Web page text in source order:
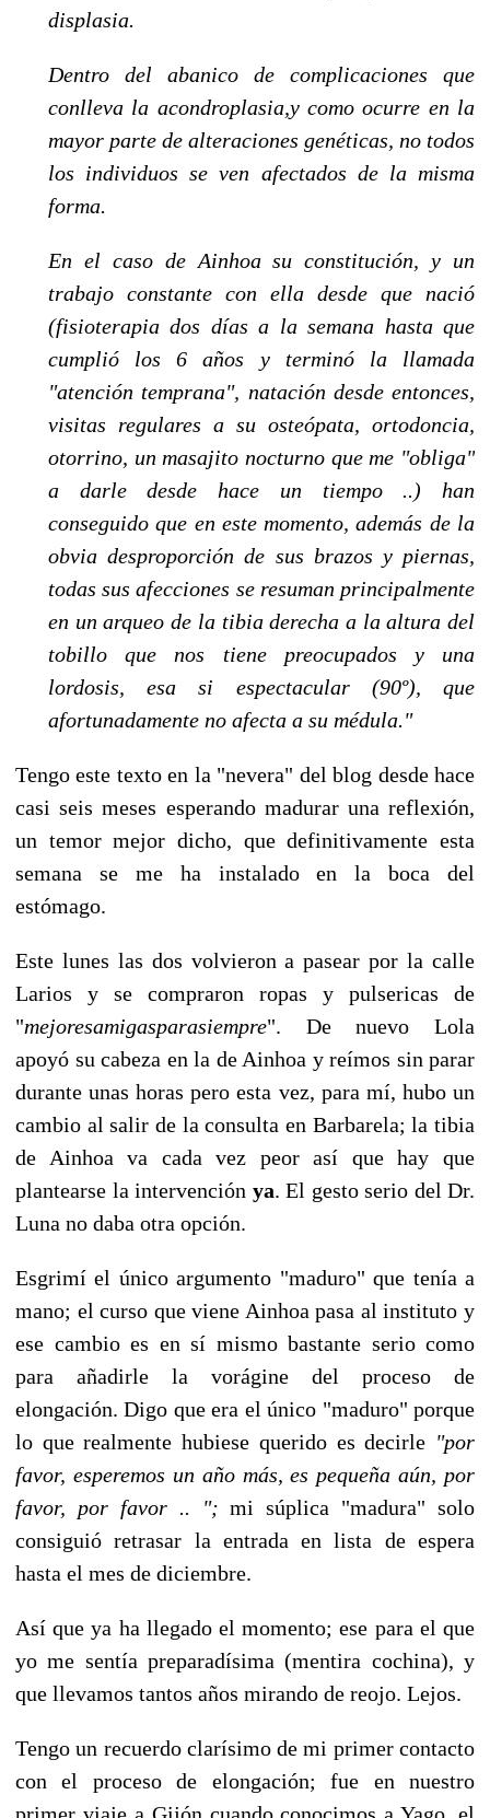
displasia.
Dentro del abanico de complicaciones que
conlleva la acondroplasia,y como ocurre en la
mayor parte de alteraciones genéticas, no todos
los individuos se ven afectados de la misma
forma.
En el caso de Ainhoa su constitución, y un
trabajo constante con ella desde que nació
(fisioterapia dos días a la semana hasta que
cumplió los 6 años y terminó la llamada
"atención temprana", natación desde entonces,
visitas regulares a su osteópata, ortodoncia,
otorrino, un masajito nocturno que me "obliga"
a darle desde hace un tiempo ..) han
conseguido que en este momento, además de la
obvia desproporción de sus brazos y piernas,
todas sus afecciones se resuman principalmente
en un arqueo de la tibia derecha a la altura del
tobillo que nos tiene preocupados y una
lordosis, esa si espectacular (90º), que
afortunadamente no afecta a su médula."
Tengo este texto en la "nevera" del blog desde hace
casi seis meses esperando madurar una reflexión,
un temor mejor dicho, que definitivamente esta
semana se me ha instalado en la boca del
estómago.
Este lunes las dos volvieron a pasear por la calle
Larios y se compraron ropas y pulsericas de
"mejoresamigasparasiempre". De nuevo Lola
apoyó su cabeza en la de Ainhoa y reímos sin parar
durante unas horas pero esta vez, para mí, hubo un
cambio al salir de la consulta en Barbarela; la tibia
de Ainhoa va cada vez peor así que hay que
plantearse la intervención ya. El gesto serio del Dr.
Luna no daba otra opción.
Esgrimí el único argumento "maduro" que tenía a
mano; el curso que viene Ainhoa pasa al instituto y
ese cambio es en sí mismo bastante serio como
para añadirle la vorágine del proceso de
elongación. Digo que era el único "maduro" porque
lo que realmente hubiese querido es decirle "por
favor, esperemos un año más, es pequeña aún, por
favor, por favor .. "; mi súplica "madura" solo
consiguió retrasar la entrada en lista de espera
hasta el mes de diciembre.
Así que ya ha llegado el momento; ese para el que
yo me sentía preparadísima (mentira cochina), y
que llevamos tantos años mirando de reojo. Lejos.
Tengo un recuerdo clarísimo de mi primer contacto
con el proceso de elongación; fue en nuestro